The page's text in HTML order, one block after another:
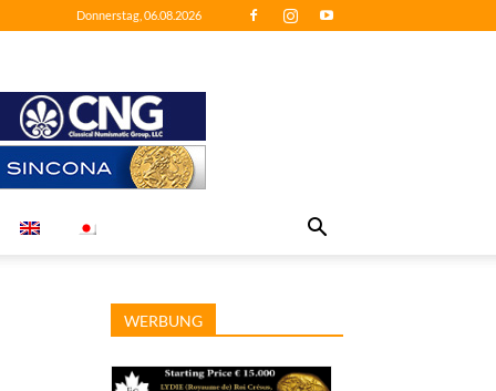
Donnerstag, 06.08.2026
WERBUNG